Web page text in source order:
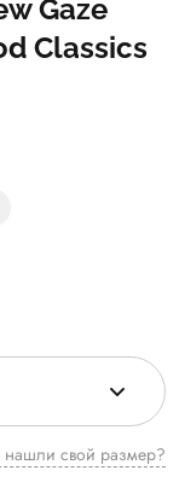
Gaze
Classics
Не нашли свой размер?